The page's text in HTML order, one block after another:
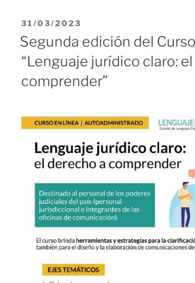
PUBLICADO
EL
31/03/2023
Segunda edición del
“Lenguaje jurídico claro:
comprender”